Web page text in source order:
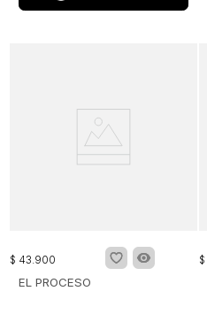
$ 43.900
EL PROCESO
$